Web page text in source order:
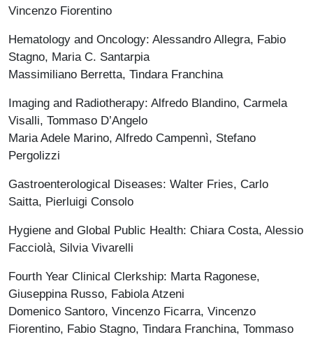
Vincenzo Fiorentino
Hematology and Oncology: Alessandro Allegra, Fabio
Stagno, Maria C. Santarpia
Massimiliano Berretta, Tindara Franchina
Imaging and Radiotherapy: Alfredo Blandino, Carmela
Visalli, Tommaso D’Angelo
Maria Adele Marino, Alfredo Campennì, Stefano
Pergolizzi
Gastroenterological Diseases: Walter Fries, Carlo
Saitta, Pierluigi Consolo
Hygiene and Global Public Health: Chiara Costa, Alessio
Facciolà, Silvia Vivarelli
Fourth Year Clinical Clerkship: Marta Ragonese,
Giuseppina Russo, Fabiola Atzeni
Domenico Santoro, Vincenzo Ficarra, Vincenzo
Fiorentino, Fabio Stagno, Tindara Franchina, Tommaso